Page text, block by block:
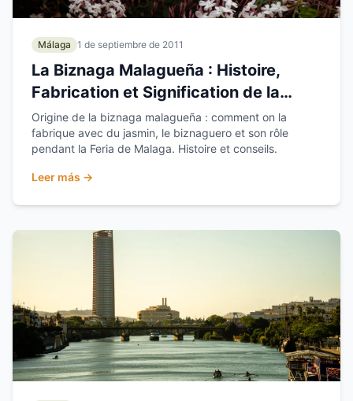
Málaga 1 de septiembre de 2011
La Biznaga Malagueña : Histoire,
Fabrication et Signification de la
Fleur de Malaga
Origine de la biznaga malagueña : comment on la
fabrique avec du jasmin, le biznaguero et son rôle
pendant la Feria de Malaga. Histoire et conseils.
Leer más →